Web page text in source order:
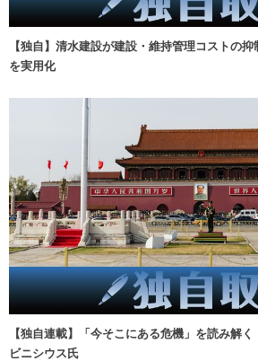
【独自】清水建設が建設・維持管理コストの
を実用化
【独自連載】「今そこにある危機」を読み解
ビニシウス氏